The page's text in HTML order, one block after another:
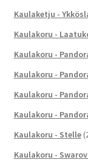
Kaulaketju -
Kaulakoru -
Kaulakoru -
Kaulakoru -
Kaulakoru -
Kaulakoru -
Kaulakoru - Stelle
Kaulakoru -